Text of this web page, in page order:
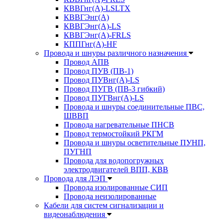
КВВГнг(А)-LSLTX
КВВГЭнг(А)
КВВГЭнг(А)-LS
КВВГЭнг(А)-FRLS
КППГнг(А)-HF
Провода и шнуры различного назначения
Провод АПВ
Провод ПУВ (ПВ-1)
Провод ПУВнг(А)-LS
Провод ПУГВ (ПВ-3 гибкий)
Провод ПУГВнг(А)-LS
Провода и шнуры соединительные ПВС,
ШВВП
Провода нагревательные ПНСВ
Провод термостойкий РКГМ
Провода и шнуры осветительные ПУНП,
ПУГНП
Провода для водопогружных
электродвигателей ВПП, КВВ
Провода для ЛЭП
Провода изолированные СИП
Провода неизолированные
Кабели для систем сигнализации и
видеонаблюдения